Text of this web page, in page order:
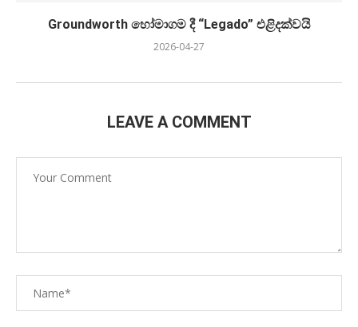
Groundworth හෝමාගම දී “Legado” එළිදක්වයි
2026-04-27
LEAVE A COMMENT